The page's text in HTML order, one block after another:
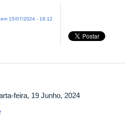
15/07/2024 - 18:12
feira, 19 Junho, 2024